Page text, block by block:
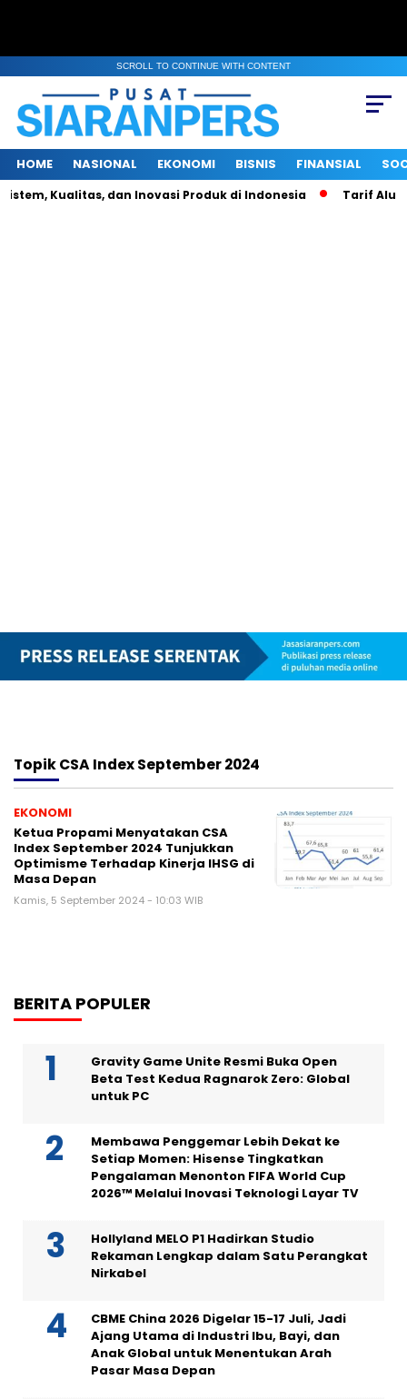
SCROLL TO CONTINUE WITH CONTENT
HOME NASIONAL EKONOMI BISNIS FINANSIAL
Kualitas, dan Inovasi Produk di Indonesia Tarif
TopikCSA Index September 2024
EKONOMI
Ketua Propami Menyatakan CSA
Index September 2024 Tunjukkan
Optimisme Terhadap Kinerja IHSG di
Masa Depan
Kamis, 5 September 2024 - 10:03 WIB
BERITA POPULER
Gravity Game Unite Resmi Buka Open
Beta Test Kedua Ragnarok Zero: Global
untuk PC
Membawa Penggemar Lebih Dekat ke
Setiap Momen: Hisense Tingkatkan
Pengalaman Menonton FIFA World Cup
2026™ Melalui Inovasi Teknologi Layar TV
Hollyland MELO P1 Hadirkan Studio
Rekaman Lengkap dalam Satu Perangkat
Nirkabel
CBME China 2026 Digelar 15-17 Juli, Jadi
Ajang Utama di Industri Ibu, Bayi, dan
Anak Global untuk Menentukan Arah
Pasar Masa Depan